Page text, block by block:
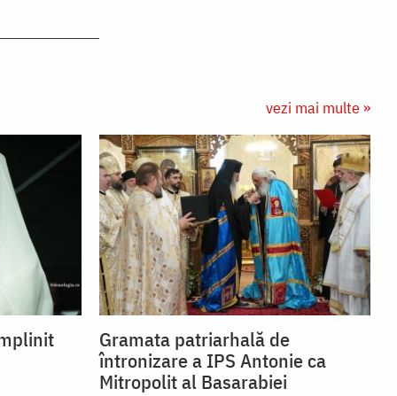
vezi mai multe »
Gramata patriarhală de
întronizare a IPS Antonie ca
Mitropolit al Basarabiei